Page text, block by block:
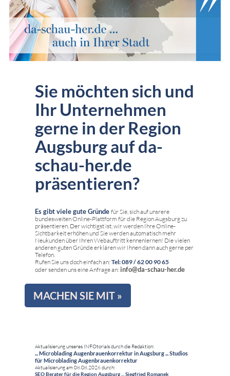
Sie möchten sich und
Ihr Unternehmen
gerne in der Region
Augsburg auf da-
schau-her.de
präsentieren?
Es gibt viele gute Gründe für Sie, sich auf unsrere
bundesweiten Online-Plattform für die Region Augsburg zu
präsentieren. Der wichtigst ist, wir werden Ihre Online-
Sichtbarkeit erhöhen und Sie werden automatisch mehr
Neukunden über Ihren Webauftritt kennenlernen! Die vielen
anderen guten Gründe erklären wir Ihnen dann auch gerne per
Telefon.
Rufen Sie uns doch einfach an: Tel: 089 / 62 00 90 65
oder senden uns eine Anfrage an: info@da-schau-her.de
MACHEN SIE MIT »
Aktualisierung unseres INFOtorials durch die Redaktion:
... Microblading Augenbrauenkorrektur in Augsburg ... Studios
für Microblading Augenbrauenkorrektur
Aktualisierung am 08.08.2026 durch:
SEO Berater für die Region Augsburg ... Siegfried Romanek